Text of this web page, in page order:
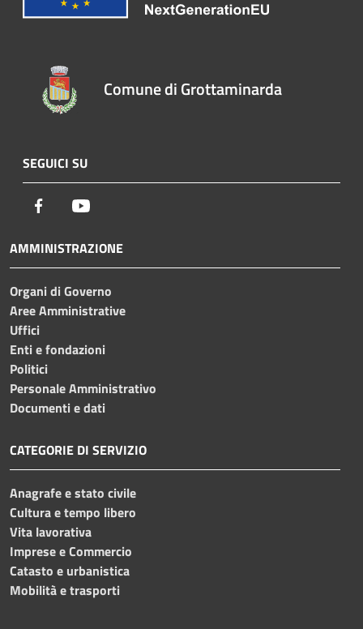
Comune di Grottaminarda
SEGUICI SU
Facebook
AMMINISTRAZIONE
Organi di Governo
Aree Amministrative
Uffici
Enti e fondazioni
Politici
Personale Amministrativo
Documenti e dati
CATEGORIE DI SERVIZIO
Anagrafe e stato civile
Cultura e tempo libero
Vita lavorativa
Imprese e Commercio
Catasto e urbanistica
Mobilità e trasporti